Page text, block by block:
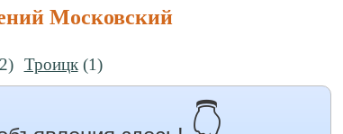
Московский
Троицк(1)